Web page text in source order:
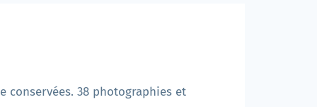
conservées. 38 photographies et